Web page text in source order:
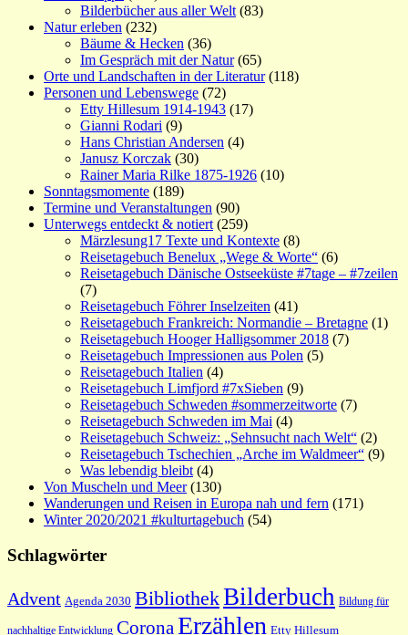
Bilderbücher aus aller Welt (83)
Natur erleben (232)
Bäume & Hecken (36)
Im Gespräch mit der Natur(65)
Orte und Landschaften in der Literatur(118)
Personen und Lebenswege (72)
Etty Hillesum 1914-1943 (17)
Gianni Rodari (9)
Hans Christian Andersen (4)
Janusz Korczak (30)
Rainer Maria Rilke 1875-1926 (10)
Sonntagsmomente (189)
Termine und Veranstaltungen (90)
Unterwegs entdeckt & notiert (259)
Märzlesung17 Texte und Kontexte (8)
Reisetagebuch Benelux „Wege & Worte“ (6)
Reisetagebuch Dänische Ostseeküste #7tage – #7zeilen
(7)
Reisetagebuch Föhrer Inselzeiten (41)
Reisetagebuch Frankreich: Normandie – Bretagne (1)
Reisetagebuch Hooger Halligsommer 2018 (7)
Reisetagebuch Impressionen aus Polen (5)
Reisetagebuch Italien (4)
Reisetagebuch Limfjord #7xSieben (9)
Reisetagebuch Schweden #sommerzeitworte (7)
Reisetagebuch Schweden im Mai (4)
Reisetagebuch Schweiz: „Sehnsucht nach Welt“ (2)
Reisetagebuch Tschechien „Arche im Waldmeer“ (9)
Was lebendig bleibt (4)
Von Muscheln und Meer(130)
Wanderungen und Reisen in Europa nah und fern (171)
Winter 2020/2021 #kulturtagebuch (54)
Schlagwörter
Advent Agenda 2030 BibliothekBilderbuch Bildung für
nachhaltige Entwicklung Corona Erzählen Etty Hillesum